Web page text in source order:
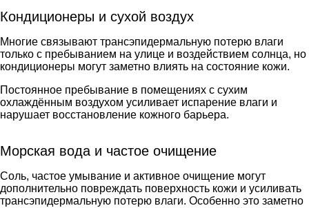
Кондиционеры и сухой воздух
Многие связывают трансэпидермальную потерю влаги
только с пребыванием на улице и воздействием солнца, но
кондиционеры могут заметно влиять на состояние кожи.
Постоянное пребывание в помещениях с сухим
охлаждённым воздухом усиливает испарение влаги и
нарушает восстановление кожного барьера.
Морская вода и частое очищение
Соль, частое умывание и активное очищение могут
дополнительно повреждать поверхность кожи и усиливать
трансэпидермальную потерю влаги. Особенно это заметно